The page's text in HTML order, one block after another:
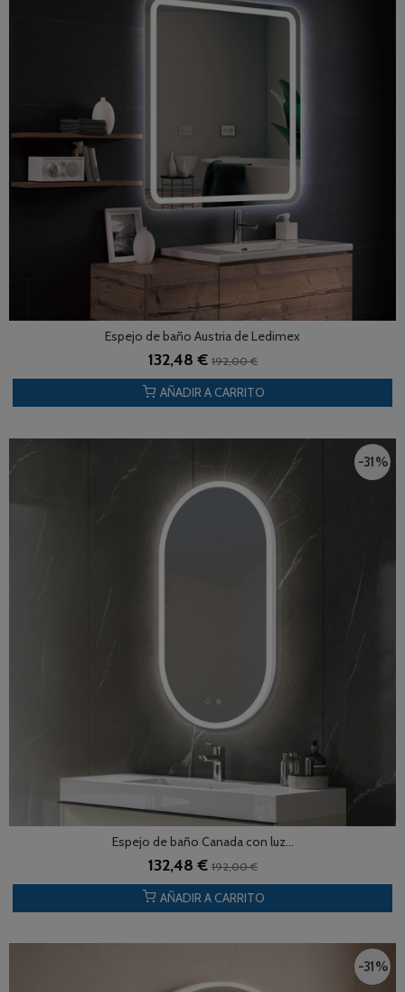
Espejo de baño Austria de Ledimex
132,48 € 192,00 €
AÑADIR A CARRITO
-31 %
Espejo de baño Canada con luz...
132,48 € 192,00 €
AÑADIR A CARRITO
-31 %